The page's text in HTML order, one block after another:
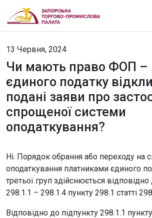
13 Червня, 2024
Чи мають право ФОП –
єдиного податку
подані заяви про
спрощеної системи
оподаткування?
Ні. Порядок обрання або переходу на
оподаткування платниками єдиного
третьої груп здійснюється відповідно
298.1.1 – 298.1.4 пункту 298.1 статті
Відповідно до підпункту 298.1.1